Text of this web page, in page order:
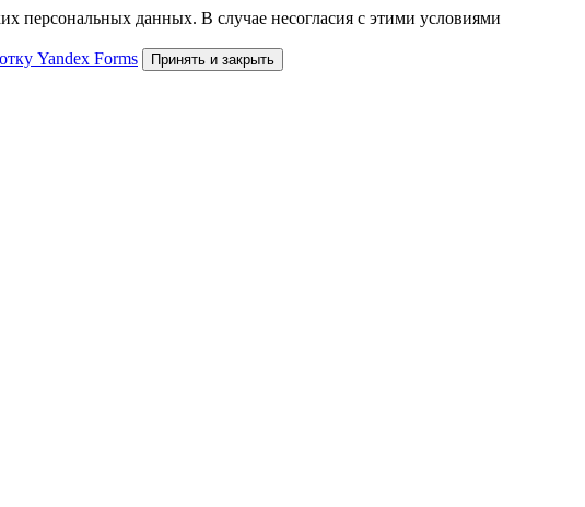
персональных данных. В случае несогласия с этими условиями
Yandex Forms Принять и закрыть